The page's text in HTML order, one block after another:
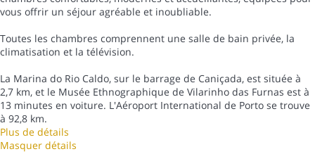
vous offrir un séjour agréable et inoubliable.
Toutes les chambres comprennent une salle de bain privée, la
climatisation et la télévision.
La Marina do Rio Caldo, sur le barrage de Caniçada, est située à
2,7 km, et le Musée Ethnographique de Vilarinho das Furnas est à
13 minutes en voiture. L'Aéroport International de Porto se trouve
à 92,8 km.
Plus de détails
Masquer détails